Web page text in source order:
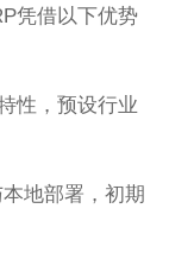
凭借以下优势
性，预设行业
地部署，初期